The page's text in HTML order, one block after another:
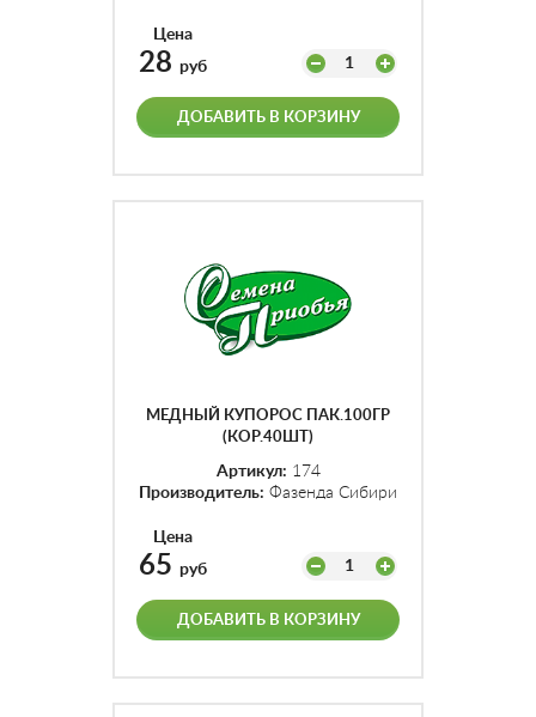
Цена
28 руб 1
ДОБАВИТЬ В КОРЗИНУ
МЕДНЫЙ КУПОРОС ПАК.100ГР
(КОР.40ШТ)
Артикул: 174
Производитель: Фазенда Сибири
Цена
65 руб 1
ДОБАВИТЬ В КОРЗИНУ